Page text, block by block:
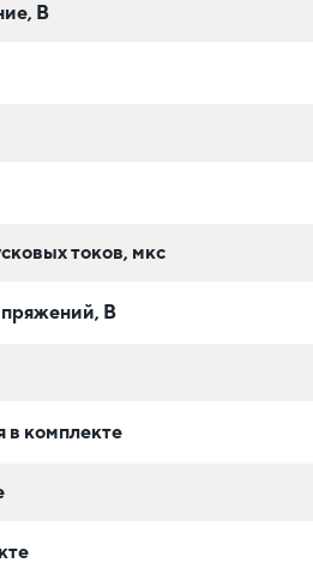
В
токов, мкс
В
в комплекте